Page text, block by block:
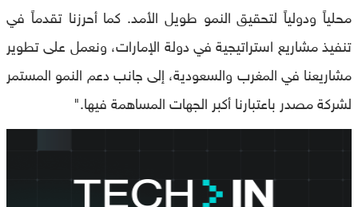
محلياً ودولياً لتحقيق النمو طويل الأمد. كما أحرزنا تقدماً في
تنفيذ مشاريع استراتيجية في دولة الإمارات، ونعمل على تطوير
مشاريعنا في المغرب والسعودية، إلى جانب دعم النمو المستمر
لشركة مصدر باعتبارنا أكبر الجهات المساهمة فيها."